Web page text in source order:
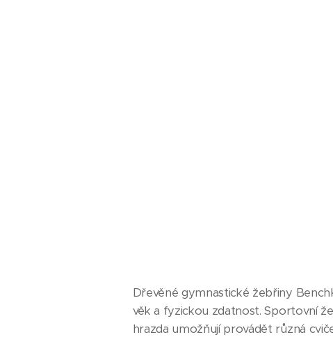
Dřevěné gymnastické žebřiny
věk a fyzickou zdatnost. Sportovní
hrazda umožňují provádět různá